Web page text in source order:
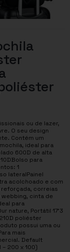
ou de lazer,
O seu design
Contém um
ideal para
600D de alta
para
1
lateralPainel
acolchoado e com
correias
cinta de
para
nature, Portátil 17’3
poliéster
mais
Default
200 x 100)